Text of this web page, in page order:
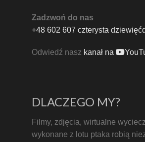
Zadzwoń do nas
+48 602 607 czterysta
Odwiedź nasz kanał na
DLACZEGO MY?
Filmy, zdjęcia, wirtualne
wykonane z lotu ptaka robią